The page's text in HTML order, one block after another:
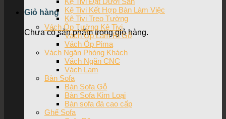
Giỏ hàng
Chưa có sản phẩm trong giỏ hàng.
Kệ Tivi Kết Hợp Bàn Làm Việc
Kệ Tivi Treo Tường
Vách Ốp Tường Kệ Tivi
Vách Ốp Lam Ri Gỗ
Vách Ốp Pima
Vách Ngăn Phòng Khách
Vách Ngăn CNC
Vách Lam
Bàn Sofa
Bàn Sofa Gỗ
Bàn Sofa Kim Loại
Bàn sofa đá cao cấp
Ghế Sofa